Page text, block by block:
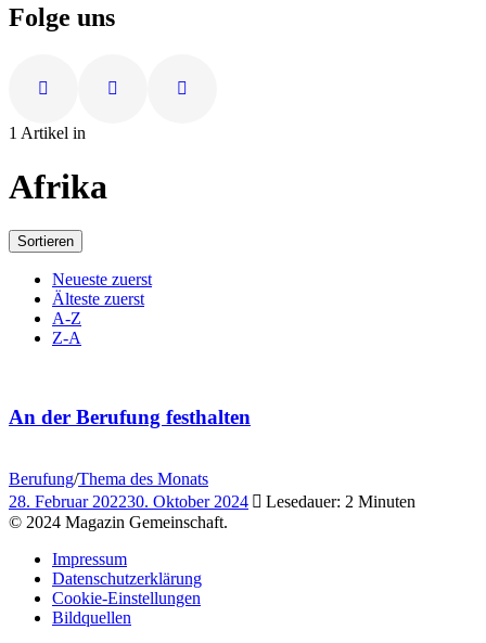
Folge uns
1 Artikel in
Afrika
Sortieren
Neueste zuerst
Älteste zuerst
A-Z
Z-A
An der Berufung festhalten
Berufung/Thema des Monats
28. Februar 202230. Oktober 2024
Lesedauer: 2 Minuten
© 2024 Magazin Gemeinschaft.
Impressum
Datenschutzerklärung
Cookie-Einstellungen
Bildquellen